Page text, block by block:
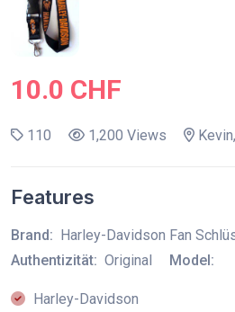
10.0 CHF
110 1,200 Views
Features
Brand: Harley-Davidson Fan
Authentizität: Original Model:
Harley-Davidson